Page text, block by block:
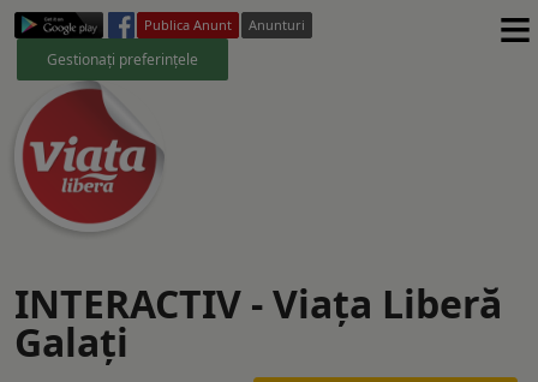
Publica Anunt Anunturi
Gestionați preferințele ≡
INTERACTIV - Viaţa Liberă
Galaţi